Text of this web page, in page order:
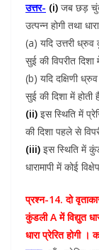
उत्तर- (i) जब छड़
उत्पन्न होगी तथा
(a) यदि उत्तरी
सुई की विपरीत दिशा
(b) यदि दक्षिणी
सुई की दिशा में होती
(ii) इस स्थिति में
की दिशा पहले से
(iii) इस स्थिति में
धारामापी में कोई
प्रश्न-14. दो
कुंडली A में विद्युत
धारा प्रेरित होगी ।